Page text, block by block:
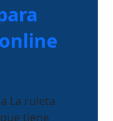
La ruleta
tiene